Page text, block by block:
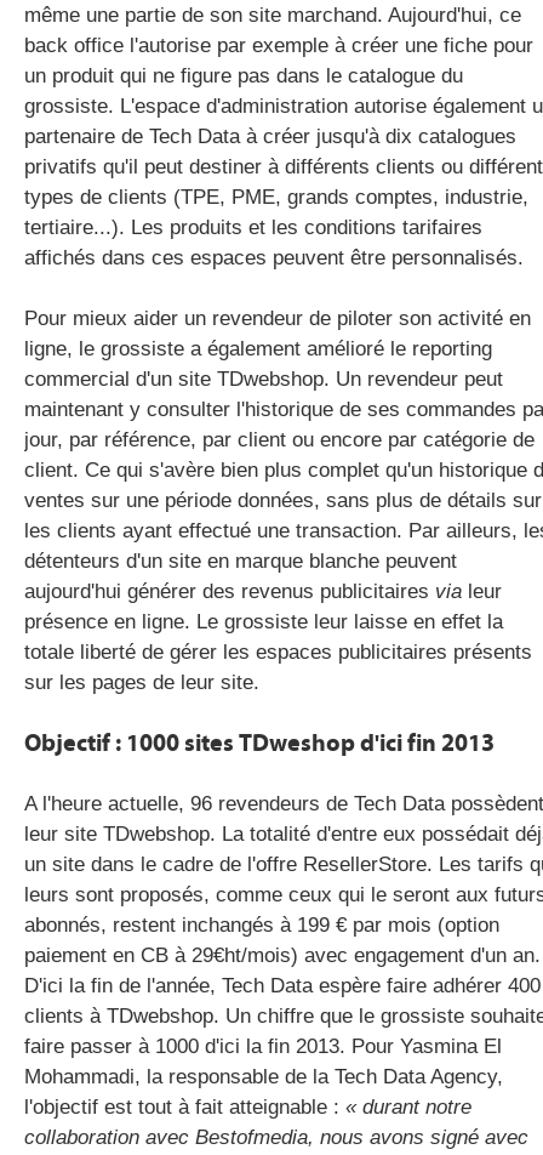
même une partie de son site marchand. Aujourd'hui, ce
back office l'autorise par exemple à créer une fiche pour
un produit qui ne figure pas dans le catalogue du
grossiste. L'espace d'administration autorise également
partenaire de Tech Data à créer jusqu'à dix catalogues
privatifs qu'il peut destiner à différents clients ou
types de clients (TPE, PME, grands comptes, industrie,
tertiaire...). Les produits et les conditions tarifaires
affichés dans ces espaces peuvent être personnalisés.
Pour mieux aider un revendeur de piloter son activité en
ligne, le grossiste a également amélioré le reporting
commercial d'un site TDwebshop. Un revendeur peut
maintenant y consulter l'historique de ses commandes
jour, par référence, par client ou encore par catégorie de
client. Ce qui s'avère bien plus complet qu'un historique
ventes sur une période données, sans plus de détails sur
les clients ayant effectué une transaction. Par ailleurs,
détenteurs d'un site en marque blanche peuvent
aujourd'hui générer des revenus publicitaires via leur
présence en ligne. Le grossiste leur laisse en effet la
totale liberté de gérer les espaces publicitaires présents
sur les pages de leur site.
Objectif : 1000 sites TDweshop d'ici fin 2013
A l'heure actuelle, 96 revendeurs de Tech Data possèdent
leur site TDwebshop. La totalité d'entre eux possédait
un site dans le cadre de l'offre ResellerStore. Les tarifs
leurs sont proposés, comme ceux qui le seront aux
abonnés, restent inchangés à 199 € par mois (option
paiement en CB à 29€ht/mois) avec engagement d'un an.
D'ici la fin de l'année, Tech Data espère faire adhérer 400
clients à TDwebshop. Un chiffre que le grossiste
faire passer à 1000 d'ici la fin 2013. Pour Yasmina El
Mohammadi, la responsable de la Tech Data Agency,
l'objectif est tout à fait atteignable : « durant notre
collaboration avec Bestofmedia, nous avons signé avec